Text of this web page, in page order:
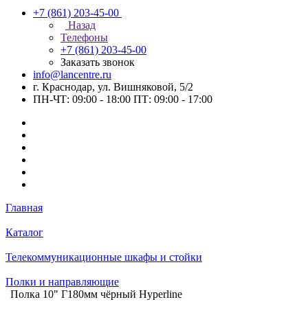
+7 (861) 203-45-00
Назад
Телефоны
+7 (861) 203-45-00
Заказать звонок
info@lancentre.ru
г. Краснодар, ул. Вишняковой, 5/2
ПН-ЧТ: 09:00 - 18:00 ПТ: 09:00 - 17:00
Главная
Каталог
Телекоммуникационные шкафы и стойки
Полки и направляющие
Полка 10" Г180мм чёрный Hyperline